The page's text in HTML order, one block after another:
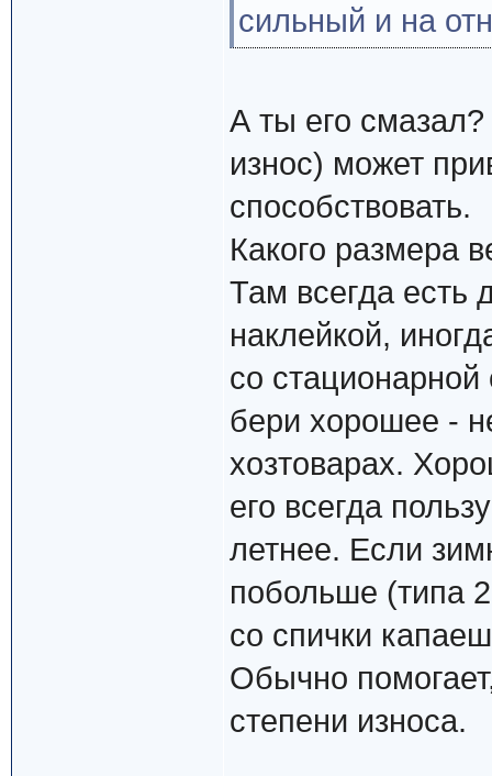
сильный и на
А ты его
износ) может
способствовать.
Какого размера
Там всегда есть
наклейкой,
со
бери хорошее -
хозтоварах.
его всегда
летнее. Если
побольше (типа
со спички
Обычно
степени износа.